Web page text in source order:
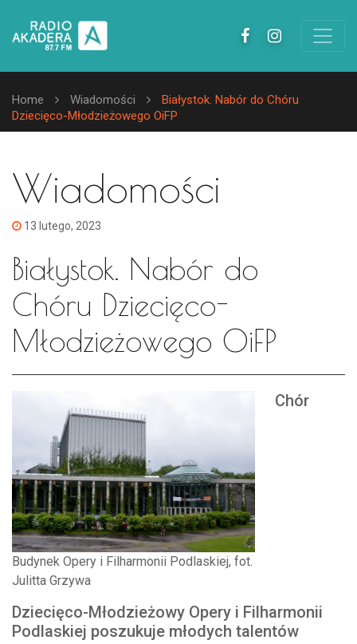
Home Wiadomości
Białystok. Nabór do Chóru
Dziecięco-Młodzieżowego OiFP
Wiadomości
13 lutego, 2023
Białystok. Nabór do
Chóru Dziecięco-
Młodzieżowego OiFP
Budynek Opery i Filharmonii Podlaskiej, fot.
Julitta Grzywa
Chór
Dziecięco-Młodzieżowy Opery i Filharmonii
Podlaskiej poszukuje młodych talentów